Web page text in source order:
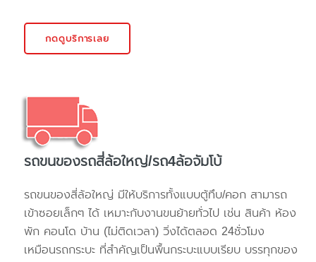
กดดูบริการเลย
รถขนของรถสี่ล้อใหญ่/รถ4ล้อจัมโบ้
รถขนของสี่ล้อใหญ่ มีให้บริการทั้งแบบตู้ทึบ/คอก สามารถ
เข้าซอยเล็กๆ ได้ เหมาะกับงานขนย้ายทั่วไป เช่น สินค้า ห้อง
พัก คอนโด บ้าน (ไม่ติดเวลา) วิ่งได้ตลอด 24ชั่วโมง
เหมือนรถกระบะ ที่สำคัญเป็นพื้นกระบะแบบเรียบ บรรทุกของ